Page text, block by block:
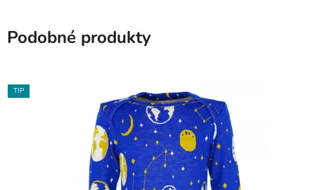
Podobné produkty
TIP